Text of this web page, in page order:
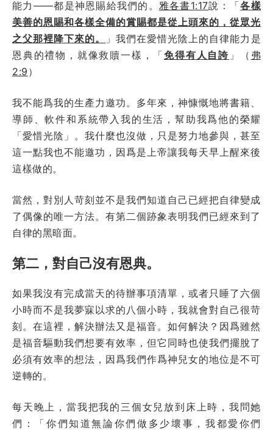
能力——都是神恩賜給我們的。 雅各書1:17說：「各樣
美善的恩賜和各樣全備的賞賜都是從上頭來的，從眾光
之父那裡降下來的。
」我們在愛惜光陰上的自律能力是
恩典的禮物，就像救贖一樣，「免得有人自誇 」（ 弗
2:9 ）
我不能爲我的生產力邀功。多年來，神慷慨地將書籍、
導師、軟件和系統帶入我的生活，幫助我爲他的榮耀
「愛惜光陰」。我什麼也沒做，只是努力地參與，甚至
這一點我也不能邀功，因爲是上帝讓我每天早上醒來後
這樣做的。
當然，對別人苛刻並不是我們知道自己已經把自律變成
了偶像的唯一方法。有第二個跡象表明我們已經來到了
自律的黑暗面。
第二，對自己沒有恩典。
如果我沒有完成當天的待辦事項清單，或者只睡了六個
小時而不是我夢寐以求的八個小時，我就會對自己很苛
刻。在這裡，解決辦法又是福音。如何解決？因爲雖然
是福音驅動我們想要有效率，但它同時也使我們擺脫了
必須有效率的想法，因爲我們作爲神兒女的地位是不可
逆轉的。
每天晚上，當我把我的三個女兒放到床上時，我問她
們：「你們知道無論你們做多少壞事，我都愛你們